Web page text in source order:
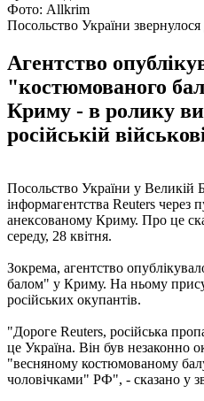
Фото: Allkrim
Посольство України
Агентство
"костюмованого
Криму - в ролику
російській
Посольство України у Великій
інформагентства Reuters через
анексованому Криму. Про це
середу, 28 квітня.
Зокрема, агентство
балом" у Криму. На ньому
російських окупантів.
"Дороге Reuters, російська
це Україна. Він був незаконно
"весняному костюмованому
чоловічками" РФ", - сказано у